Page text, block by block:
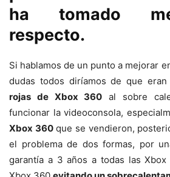
ha tomado
respecto.
Si hablamos de un punto a mejorar
dudas todos diríamos de que
rojas de Xbox 360 al sobre
funcionar la videoconsola,
Xbox 360que se vendieron,
el problema de dos formas, por
garantía a 3 años a todas las